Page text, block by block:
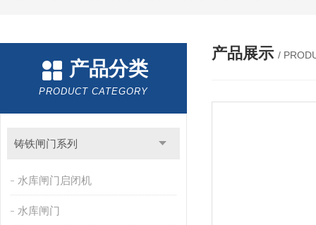
产品分类
PRODUCT CATEGORY
铸铁闸门系列
水库闸门启闭机
水库闸门
产品展示 /